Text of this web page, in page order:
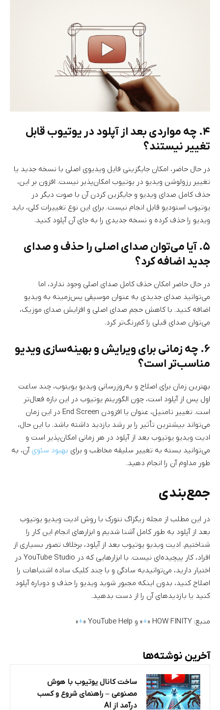
۴. چه مواردی بعد از آپلود در یوتیوب قابل
تغییر نیستند؟
در حال حاضر، امکان جایگزینی فایل ویدیوی اصلی با نسخه جدید یا
تغییر رزولوشن ویدیو در یوتیوب امکان‌پذیر نیست. افزون بر این،
حذف کامل صدای ویدیو و جایگزین کردن آن با صوت دیگر در
یوتیوب استودیو قابل انجام نیست. برای این نوع تغییرات کلی، باید
ویدیو را حذف کرده و نسخه جدیدی را به جای آن آپلود کنید.
۵. آیا می‌توان صدای اصلی را حذف و صدای
جدید اضافه کرد؟
در حال حاضر امکان حذف کامل صدای اصلی وجود ندارد، اما
می‌توانید صدای جدیدی به عنوان موسیقی پس‌زمینه به ویدیو
اضافه کنید. با کاهش حجم صدای اصلی و افزایش صدای موزیک،
می‌توان صدای قبلی را کم‌رنگ‌تر کرد.
۶. چه زمانی برای ویرایش و بهینه‌سازی ویدیو
مناسب‌تر است؟
بهترین زمان برای اصلاح و به‌روزرسانی ویدیو یویتوب، چند ساعت
اول پس از آپلود است، چون الگوریتم یوتیوب در این بازه فعال‌تر
است. تغییر تامنیل، عنوان یا افزودن End Screen در این زمان
می‌تواند بیشترین تأثیر را بر رشد بازدید داشته باشد. با این حال،
ادیت ویدیو یوتیوب بعد از آپلود در هر زمانی امکان‌پذیر است و
می‌توانید بسته به تغییر سلیقه مخاطب و برای بهبود سئوی آن، به
طور مداوم آن را انجام دهید.
جمع‌بندی
در این مطلب از مجله زیگزاگ نتورک با روش ادیت ویدیو یوتیوب
بعد از آپلود به طور کامل آشنا شدیم و ابزار‌های انجام این کار را
شناختیم. ادیت ویدیو یوتیوب بعد از آپلود، برخلاف تصور بسیاری از
افراد، کار پیچیده‌ای نیست. با ابزارهایی که در YouTube Studio در
اختیار دارید، می‌توانیدبه سادگی و با چند کلیک ساده اشتباهات را
اصلاح کنید، بدون اینکه مجبور شوید ویدیو را حذف و دوباره آپلود
کنید یا بازدیدهای آن را از دست بدهید.
منبع: HOW FINITY « +» و YouTube Help « +
»
آخرین نوشته‌ها
ساخت کانال یوتیوب با هوش
مصنوعی – راهنمای شروع و کسب
درآمد از AI